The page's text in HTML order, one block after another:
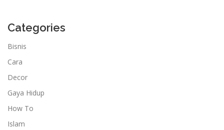
Categories
Bisnis
Cara
Decor
Gaya Hidup
How To
Islam